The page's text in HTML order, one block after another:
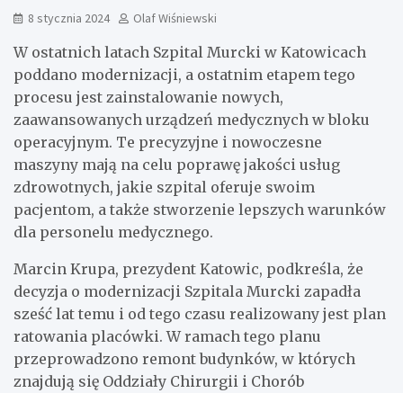
8 stycznia 2024 Olaf Wiśniewski
W ostatnich latach Szpital Murcki w Katowicach
poddano modernizacji, a ostatnim etapem tego
procesu jest zainstalowanie nowych,
zaawansowanych urządzeń medycznych w bloku
operacyjnym. Te precyzyjne i nowoczesne
maszyny mają na celu poprawę jakości usług
zdrowotnych, jakie szpital oferuje swoim
pacjentom, a także stworzenie lepszych warunków
dla personelu medycznego.
Marcin Krupa, prezydent Katowic, podkreśla, że
decyzja o modernizacji Szpitala Murcki zapadła
sześć lat temu i od tego czasu realizowany jest plan
ratowania placówki. W ramach tego planu
przeprowadzono remont budynków, w których
znajdują się Oddziały Chirurgii i Chorób